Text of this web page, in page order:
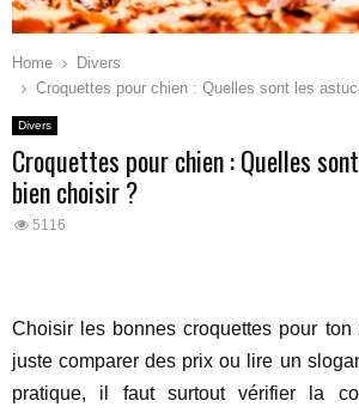
Home
Divers
Croquettes pour chien : Quelles sont les
Divers
Croquettes pour chien : Quelles
bien choisir ?
5116
Choisir les bonnes croquettes pour ton
juste comparer des prix ou lire un
pratique, il faut surtout vérifier la